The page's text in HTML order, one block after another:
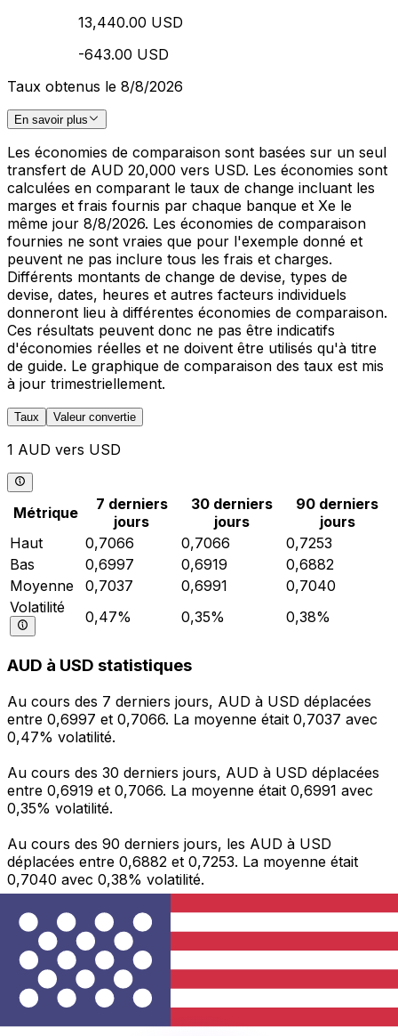
13,440.00 USD
-643.00 USD
Taux obtenus le 8/8/2026
En savoir plus
Les économies de comparaison sont basées sur un seul
transfert de AUD 20,000 vers USD. Les économies sont
calculées en comparant le taux de change incluant les
marges et frais fournis par chaque banque et Xe le
même jour 8/8/2026. Les économies de comparaison
fournies ne sont vraies que pour l'exemple donné et
peuvent ne pas inclure tous les frais et charges.
Différents montants de change de devise, types de
devise, dates, heures et autres facteurs individuels
donneront lieu à différentes économies de comparaison.
Ces résultats peuvent donc ne pas être indicatifs
d'économies réelles et ne doivent être utilisés qu'à titre
de guide. Le graphique de comparaison des taux est mis
à jour trimestriellement.
Taux Valeur convertie
1 AUD vers USD
Métrique
7 derniers
jours
30 derniers
jours
90 derniers
jours
Haut
0,7066 0,7066
0,7253
Bas
0,6997 0,6919
0,6882
Moyenne
0,7037 0,6991
0,7040
Volatilité
0,47% 0,35% 0,38%
AUD à USD statistiques
Au cours des 7 derniers jours, AUD à USD déplacées
entre 0,6997 et 0,7066. La moyenne était 0,7037 avec
0,47% volatilité.
Au cours des 30 derniers jours, AUD à USD déplacées
entre 0,6919 et 0,7066. La moyenne était 0,6991 avec
0,35% volatilité.
Au cours des 90 derniers jours, les AUD à USD
déplacées entre 0,6882 et 0,7253. La moyenne était
0,7040 avec 0,38% volatilité.
Envoyer de l’argent
Gérez votre argent et vos devises lorsque vous
êtes en déplacement
L'application Xe réunit toutes les fonctionnalités